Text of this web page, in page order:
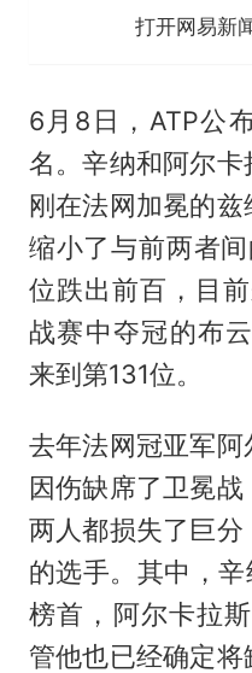
打开网易新
6月8日，ATP公
名。辛纳和阿尔
刚在法网加冕的兹
缩小了与前两者间
位跌出前百，目
战赛中夺冠的布
来到第131位。
去年法网冠亚军
因伤缺席了卫冕战
两人都损失了巨
的选手。其中，
榜首，阿尔卡拉
管他也已经确定